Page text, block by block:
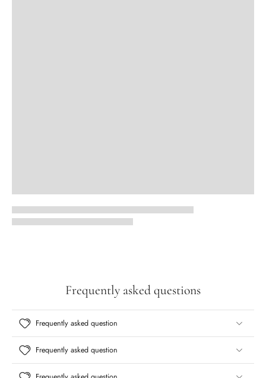
Frequently asked questions
Frequently asked question
Frequently asked question